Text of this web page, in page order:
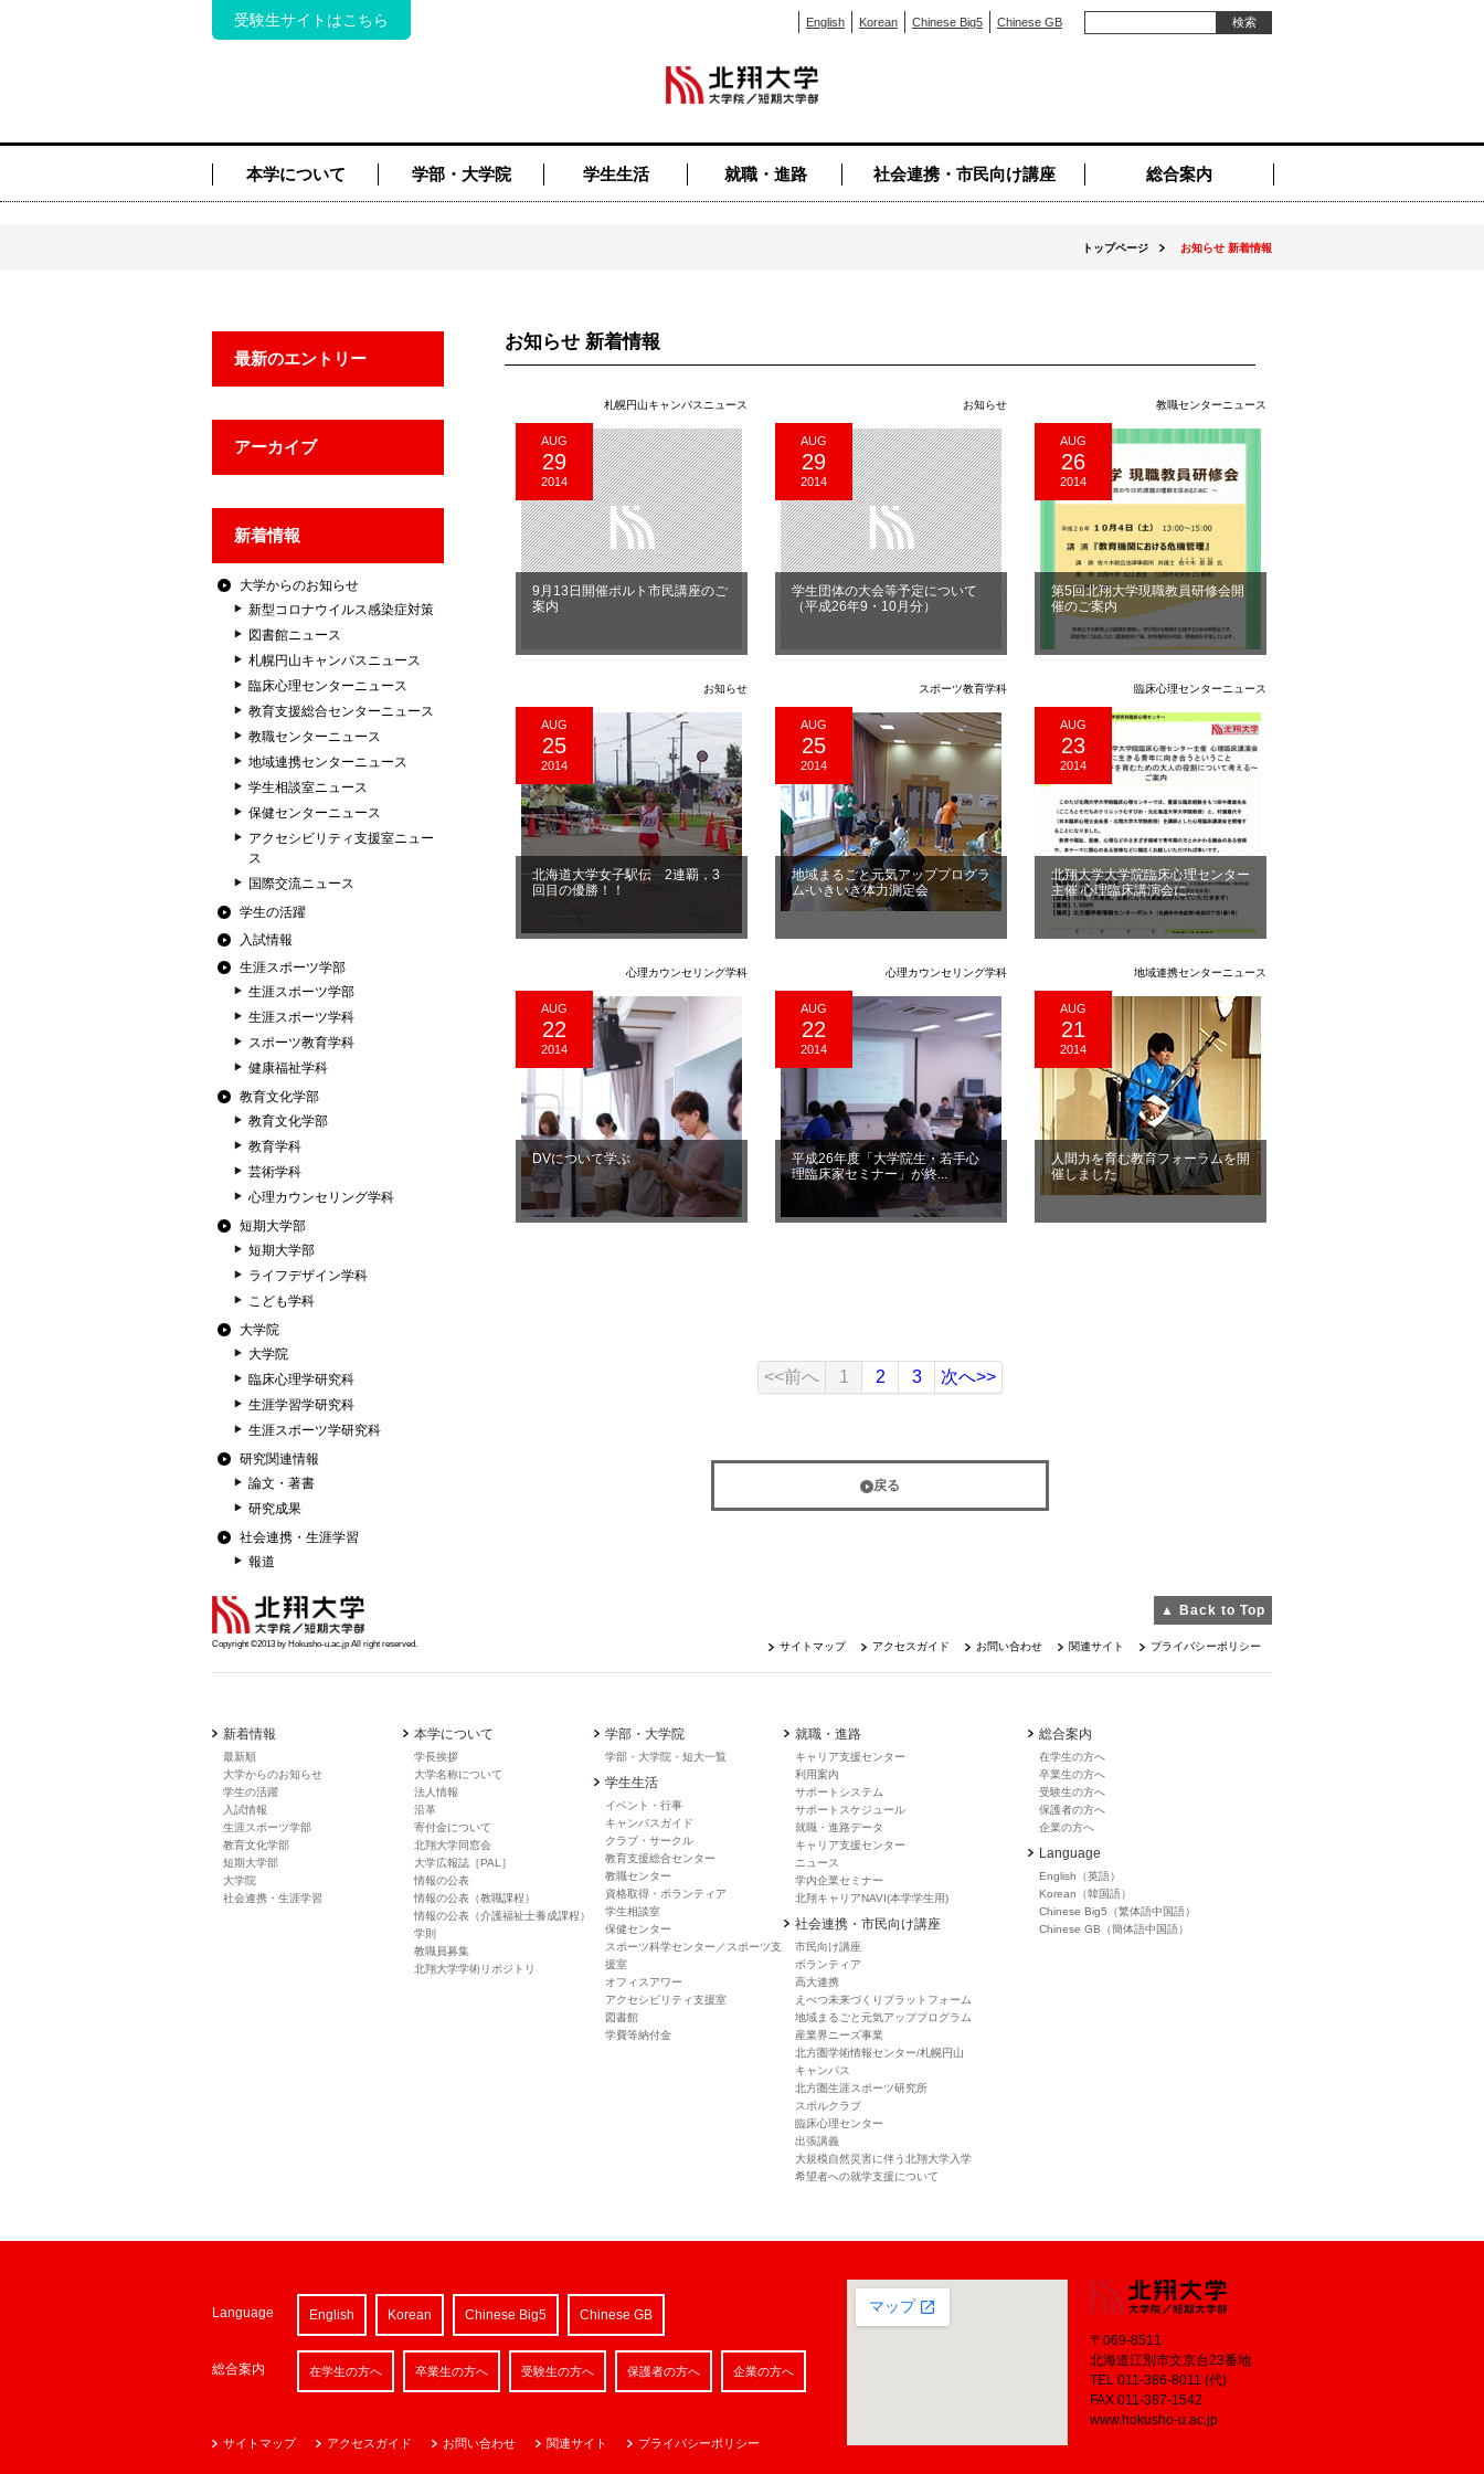
受験生サイトはこちら English Korean Chinese Big5 Chinese GB
本学について 学部・大学院 学生生活 就職・進路 社会連携・市民向け講座 総合案内
トップページ お知らせ 新着情報
最新のエントリー
アーカイブ
新着情報
大学からのお知らせ
新型コロナウイルス感染症対策
図書館ニュース
札幌円山キャンパスニュース
臨床心理センターニュース
教育支援総合センターニュース
教職センターニュース
地域連携センターニュース
学生相談室ニュース
保健センターニュース
アクセシビリティ支援室ニュー
ス
国際交流ニュース
学生の活躍
入試情報
生涯スポーツ学部
生涯スポーツ学部
生涯スポーツ学科
スポーツ教育学科
健康福祉学科
教育文化学部
教育文化学部
教育学科
芸術学科
心理カウンセリング学科
短期大学部
短期大学部
ライフデザイン学科
こども学科
大学院
大学院
臨床心理学研究科
生涯学習学研究科
生涯スポーツ学研究科
研究関連情報
論文・著書
研究成果
社会連携・生涯学習
報道
お知らせ 新着情報
札幌円山キャンパスニュース
AUG
29
2014
9月13日開催ポルト市民講座のご
案内
お知らせ
AUG
29
2014
学生団体の大会等予定について
（平成26年9・10月分）
教職センターニュース
AUG
26
2014
第5回北翔大学現職教員研修会開
催のご案内
お知らせ
AUG
25
2014
北海道大学女子駅伝 2連覇，3
回目の優勝！！
スポーツ教育学科
AUG
25
2014
地域まるごと元気アッププログラ
ム‐いきいき体力測定会
臨床心理センターニュース
AUG
23
2014
北翔大学大学院臨床心理センター
主催 心理臨床講演会に...
心理カウンセリング学科
AUG
22
2014
DVについて学ぶ
心理カウンセリング学科
AUG
22
2014
平成26年度「大学院生・若手心
理臨床家セミナー」が終...
地域連携センターニュース
AUG
21
2014
人間力を育む教育フォーラムを開
催しました
<<前へ 1 2 3 次へ>>
戻る
▲ Back to Top
Copyright ©2013 by Hokusho-u.ac.jp All right reserved. サイトマップ アクセスガイド お問い合わせ 関連サイト プライバシーポリシー
新着情報
最新順
大学からのお知らせ
学生の活躍
入試情報
生涯スポーツ学部
教育文化学部
短期大学部
大学院
社会連携・生涯学習
本学について
学長挨拶
大学名称について
法人情報
沿革
寄付金について
北翔大学同窓会
大学広報誌［PAL］
情報の公表
情報の公表（教職課程）
情報の公表（介護福祉士養成課程）
学則
教職員募集
北翔大学学術リポジトリ
学部・大学院
学部・大学院・短大一覧
学生生活
イベント・行事
キャンバスガイド
クラブ・サークル
教育支援総合センター
教職センター
資格取得・ボランティア
学生相談室
保健センター
スポーツ科学センター／スポーツ支
援室
オフィスアワー
アクセシビリティ支援室
図書館
学費等納付金
就職・進路
キャリア支援センター
利用案内
サポートシステム
サポートスケジュール
就職・進路データ
キャリア支援センター
ニュース
学内企業セミナー
北翔キャリアNAVI(本学学生用)
社会連携・市民向け講座
市民向け講座
ボランティア
高大連携
えべつ未来づくりプラットフォーム
地域まるごと元気アッププログラム
産業界ニーズ事業
北方圏学術情報センター/札幌円山
キャンパス
北方圏生涯スポーツ研究所
スポルクラブ
臨床心理センター
出張講義
大規模自然災害に伴う北翔大学入学
希望者への就学支援について
総合案内
在学生の方へ
卒業生の方へ
受験生の方へ
保護者の方へ
企業の方へ
Language
English（英語）
Korean（韓国語）
Chinese Big5（繁体語中国語）
Chinese GB（簡体語中国語）
〒069-8511
北海道江別市文京台23番地
TEL 011-386-8011 (代)
FAX 011-387-1542
www.hokusho-u.ac.jp
Language English Korean Chinese Big5 Chinese GB
総合案内 在学生の方へ 卒業生の方へ 受験生の方へ 保護者の方へ 企業の方へ
サイトマップ アクセスガイド お問い合わせ 関連サイト プライバシーポリシー